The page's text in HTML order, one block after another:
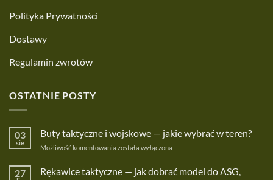
Polityka Prywatności
Dostawy
Regulamin zwrotów
OSTATNIE POSTY
03
sie
Buty taktyczne i wojskowe — jakie wybrać w teren?
Możliwość komentowania Buty
wojskowe
została wyłączona
27
Rękawice taktyczne — jak dobrać model do ASG,